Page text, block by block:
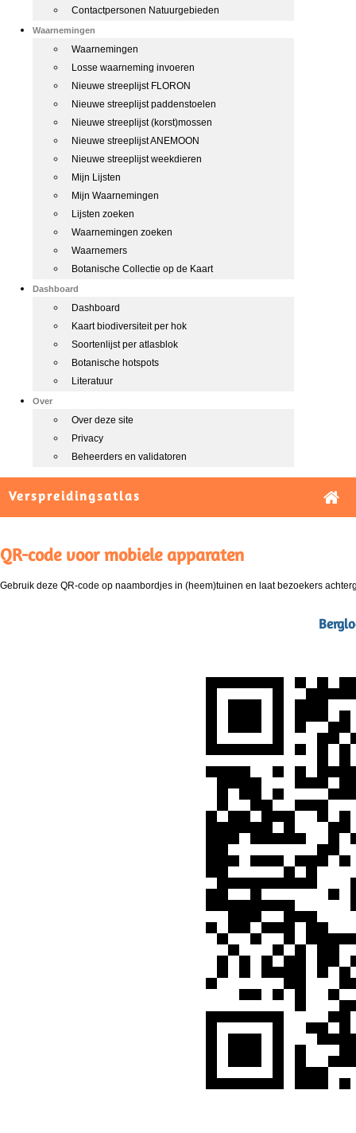
Contactpersonen Natuurgebieden
Waarnemingen
Waarnemingen
Losse waarneming invoeren
Nieuwe streeplijst FLORON
Nieuwe streeplijst paddenstoelen
Nieuwe streeplijst (korst)mossen
Nieuwe streeplijst ANEMOON
Nieuwe streeplijst weekdieren
Mijn Lijsten
Mijn Waarnemingen
Lijsten zoeken
Waarnemingen zoeken
Waarnemers
Botanische Collectie op de Kaart
Dashboard
Dashboard
Kaart biodiversiteit per hok
Soortenlijst per atlasblok
Botanische hotspots
Literatuur
Over
Over deze site
Privacy
Beheerders en validatoren
Verspreidingsatlas
QR-code voor mobiele apparaten
Gebruik deze QR-code op naambordjes in (heem)tuinen en laat bezoekers